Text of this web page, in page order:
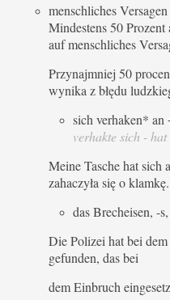
menschliches Versagen
Mindestens 50
auf menschliches
Przynajmniej 50
wynika z błędu
sich verhaken* an
verhakte sich -
Meine Tasche hat sich
zahaczyła się o klamkę.
das Brecheisen, -
Die Polizei hat bei
gefunden, das bei
dem Einbruch